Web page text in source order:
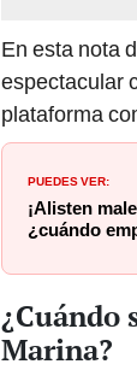
En esta nota
espectacular
plataforma
PUEDES VER:
¡Alisten
¿cuándo
¿Cuándo
Marina?